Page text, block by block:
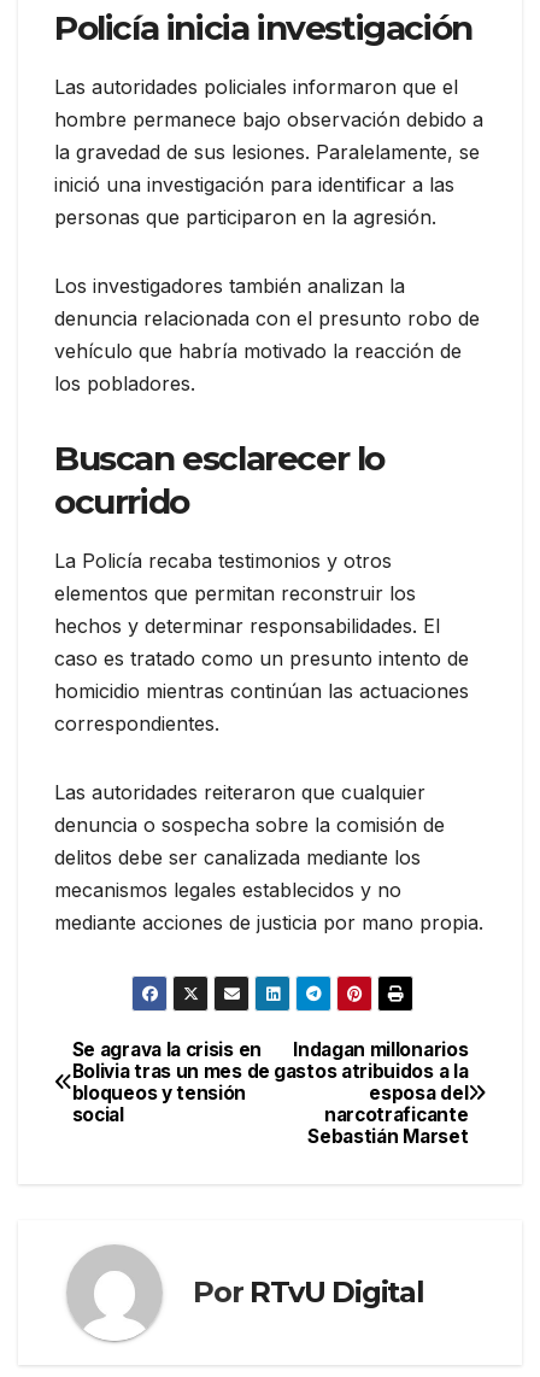
Policía inicia investigación
Las autoridades policiales informaron que el
hombre permanece bajo observación debido a
la gravedad de sus lesiones. Paralelamente, se
inició una investigación para identificar a las
personas que participaron en la agresión.
Los investigadores también analizan la
denuncia relacionada con el presunto robo de
vehículo que habría motivado la reacción de
los pobladores.
Buscan esclarecer lo
ocurrido
La Policía recaba testimonios y otros
elementos que permitan reconstruir los
hechos y determinar responsabilidades. El
caso es tratado como un presunto intento de
homicidio mientras continúan las actuaciones
correspondientes.
Las autoridades reiteraron que cualquier
denuncia o sospecha sobre la comisión de
delitos debe ser canalizada mediante los
mecanismos legales establecidos y no
mediante acciones de justicia por mano propia.
Navegación
de
Indagan millonarios
gastos atribuidos a la
esposa del
narcotraficante
Sebastián Marset
Se agrava la crisis en
Bolivia tras un mes de
bloqueos y tensión
social
Por RTvU Digital